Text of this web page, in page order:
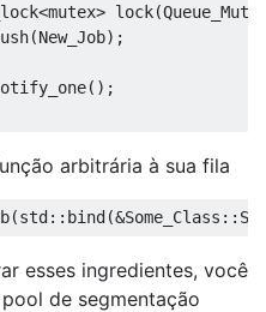
<mutex> lock(
(New_Job);
();
arbitrária à sua fila
(std:: bind(&Some_Class ::
esses ingredientes, você
de segmentação